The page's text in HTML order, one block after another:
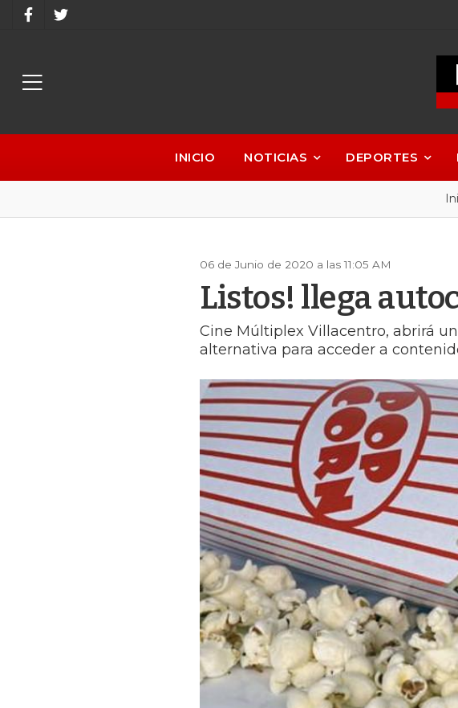
INICIO NOTICIAS DEPORTES
06 de Junio de 2020 a las 11:05 AM
Listos! llega
Cine Múltiplex Villacentro, abrirá
alternativa para acceder a